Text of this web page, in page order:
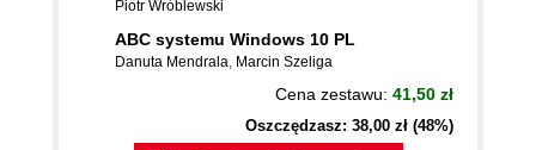
Piotr Wróblewski
ABC systemu Windows 10 PL
Danuta Mendrala, Marcin Szeliga
Cena zestawu: 41,50 zł
Oszczędzasz: 38,00 zł (48%)